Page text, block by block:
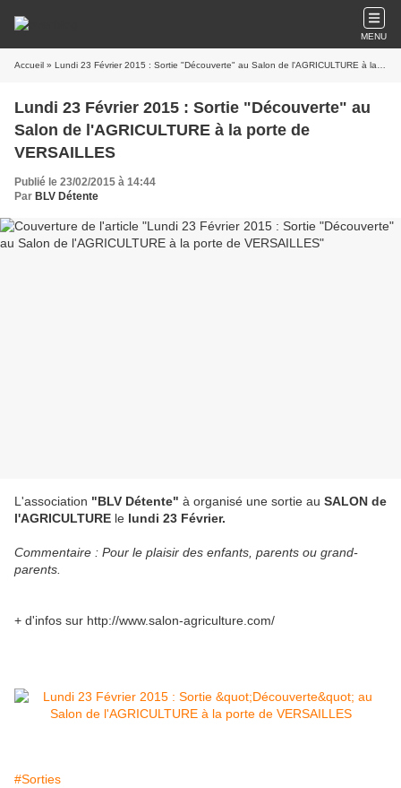
MENU
Accueil » Lundi 23 Février 2015 : Sortie "Découverte" au Salon de l'AGRICULTURE à la porte de VERSAILLES
Lundi 23 Février 2015 : Sortie "Découverte" au
Salon de l'AGRICULTURE à la porte de
VERSAILLES
Publié le 23/02/2015 à 14:44
Par BLV Détente
L'association "BLV Détente" à organisé une sortie au SALON de
l'AGRICULTURE le lundi 23 Février.
Commentaire : Pour le plaisir des enfants, parents ou grand-
parents.
+ d'infos sur http://www.salon-agriculture.com/
#Sorties